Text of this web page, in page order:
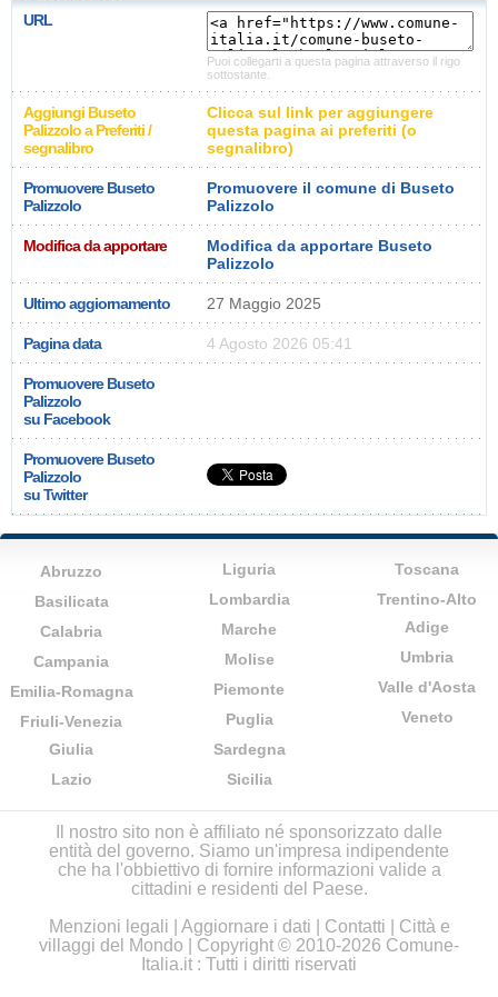
URL
Puoi collegarti a questa pagina attraverso il rigo
sottostante.
Aggiungi Buseto
Palizzolo a Preferiti /
segnalibro
Clicca sul link per aggiungere
questa pagina ai preferiti (o
segnalibro)
Promuovere Buseto
Palizzolo
Promuovere il comune di Buseto
Palizzolo
Modifica da apportare
Modifica da apportare Buseto
Palizzolo
Ultimo aggiornamento 27 Maggio 2025
Pagina data 4 Agosto 2026 05:41
Promuovere Buseto
Palizzolo
su Facebook
Promuovere Buseto
Palizzolo
su Twitter
Abruzzo
Basilicata
Calabria
Campania
Emilia-Romagna
Friuli-Venezia
Giulia
Lazio
Liguria
Lombardia
Marche
Molise
Piemonte
Puglia
Sardegna
Sicilia
Toscana
Trentino-Alto
Adige
Umbria
Valle d'Aosta
Veneto
Il nostro sito non è affiliato né sponsorizzato dalle
entità del governo. Siamo un'impresa indipendente
che ha l'obbiettivo di fornire informazioni valide a
cittadini e residenti del Paese.
Menzioni legali
Aggiornare i dati Contatti
Città e
villaggi del Mondo | Copyright © 2010-2026 Comune-
Italia.it : Tutti i diritti riservati